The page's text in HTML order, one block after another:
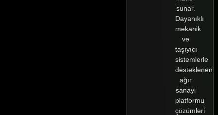
sunar.
Dayanıklı
mekanik
ve
taşıyıcı
sistemlerle
desteklenen
ağır
sanayi
platformu
çözümleri